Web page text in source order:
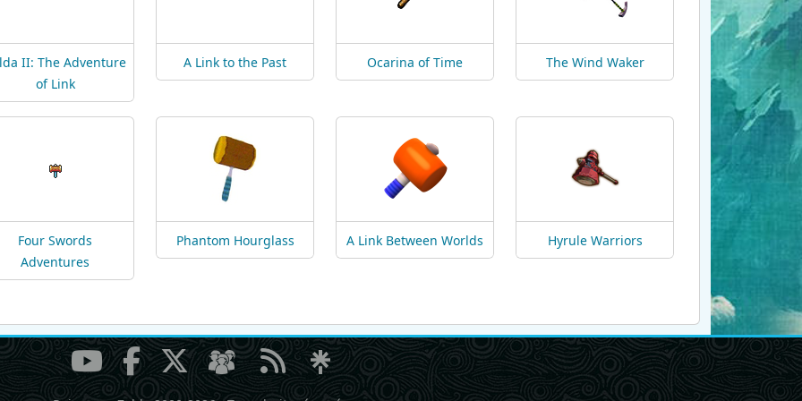
II: The Adventure
of Link
A Link to the Past Ocarina of Time The Wind Waker
Four Swords
Adventures
Phantom Hourglass A Link Between Worlds Hyrule Warriors